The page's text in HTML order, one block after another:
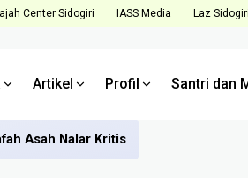
Center Sidogiri IASS Media Laz Sidogiri
Artikel Profil Santri dan
Asah Nalar Kritis